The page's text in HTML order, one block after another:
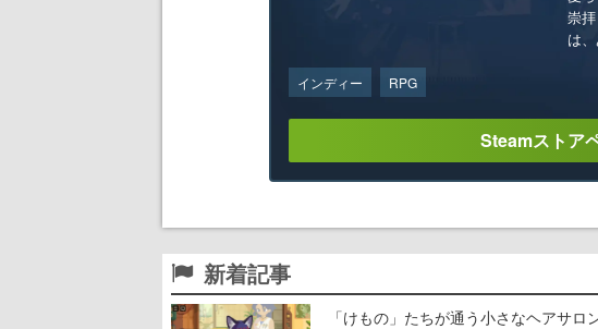
崇
は、
インディー RPG
Steamストア
新着記事
「けもの」たちが通う小さなヘアサ